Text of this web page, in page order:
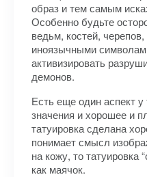
образ и тем самым
Особенно будьте
ведьм, костей,
иноязычными
активизировать
демонов.
Есть еще один аспект
значения и хорошее и
татуировка сделана
понимает смысл
на кожу, то татуировка
как маячок.